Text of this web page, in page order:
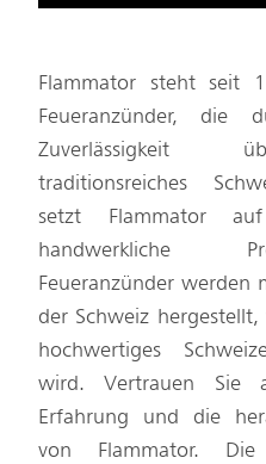
Flammator steht seit
Feueranzünder, die
Zuverlässigkeit
traditionsreiches
setzt Flammator
handwerkliche
Feueranzünder werden
der Schweiz hergestellt,
hochwertiges
wird. Vertrauen Sie
Erfahrung und die
von Flammator.